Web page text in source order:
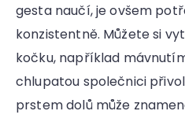
gesta naučí, je ovšem
konzistentně. Můžete si
kočku, například
chlupatou společnici
prstem dolů může